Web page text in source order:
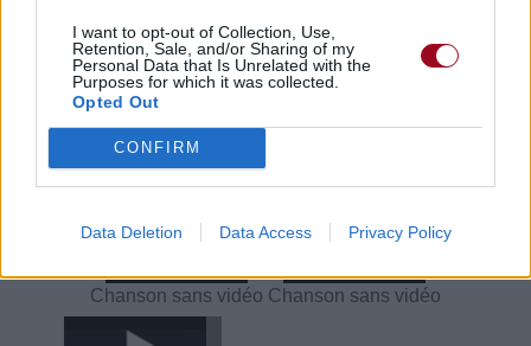
I want to opt-out of Collection, Use,
Retention, Sale, and/or Sharing of my
Personal Data that Is Unrelated with the
Purposes for which it was collected.
Opted Out
CONFIRM
Data Deletion Data Access Privacy Policy
Paroles + Traduction Téléchargement
Vidéos
Commentaires
Voir la vidéo de «I Belong To You»
Chanson sans vidéo Chanson sans vidéo